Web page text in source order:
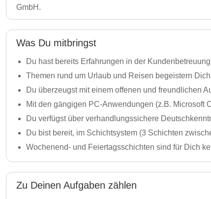
GmbH.
Was Du mitbringst
Du hast bereits Erfahrungen in der
Themen rund um Urlaub und Reisen begeistern Dich
Du überzeugst mit einem offenen und freundlichen
Mit den gängigen PC-Anwendungen (z.B. Microsoft
Du verfügst über verhandlungssichere
Du bist bereit, im Schichtsystem (3 Schichten
Wochenend- und Feiertagsschichten sind für Dich
Zu Deinen Aufgaben zählen